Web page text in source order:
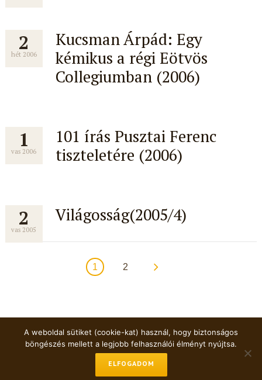
2
hét 2006
Kucsman Árpád: Egy
kémikus a régi Eötvös
Collegiumban (2006)
1
vas 2006
101 írás Pusztai Ferenc
tiszteletére (2006)
2
vas 2005
Világosság(2005/4)
1 2
horvathl@eotvos.elte.hu
A weboldal sütiket (cookie-kat) használ, hogy biztonságos
böngészés mellett a legjobb felhasználói élményt nyújtsa.
ELFOGADOM